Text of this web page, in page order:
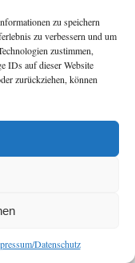
zu speichern
zu verbessern und um
zustimmen,
IDs auf dieser Website
zurückziehen, können
Datenschutz
Datenschutz